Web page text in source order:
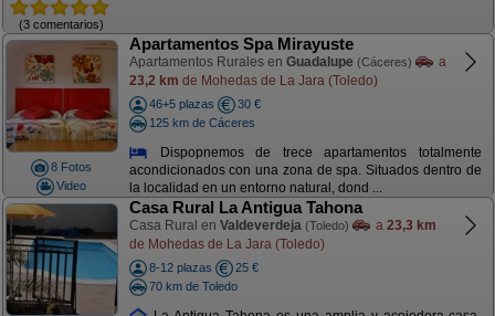
(3 comentarios)
8 Fotos
Video
Apartamentos Spa Mirayuste
Apartamentos Rurales en Guadalupe (Cáceres)
a
23,2 km de Mohedas de La Jara (Toledo)
46+5 plazas
30 €
125 km de Cáceres
Dispopnemos de trece apartamentos totalmente
acondicionados con una zona de spa. Situados dentro de
la localidad en un entorno natural, dond ...
Casa Rural La Antigua Tahona
Casa Rural en Valdeverdeja (Toledo) a 23,3 km
de Mohedas de La Jara (Toledo)
8-12 plazas
25 €
70 km de Toledo